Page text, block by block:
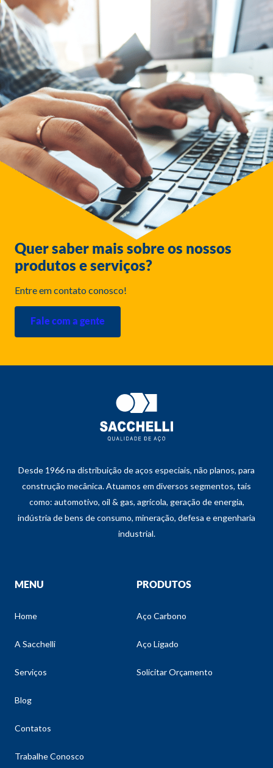
Quer saber mais sobre os nossos
produtos e serviços?
Entre em contato conosco!
Fale com a gente
Desde 1966 na distribuição de aços especiais, não planos, para
construção mecânica. Atuamos em diversos segmentos, tais
como: automotivo, oil & gas, agrícola, geração de energia,
indústria de bens de consumo, mineração, defesa e engenharia
industrial.
MENU
Home
A Sacchelli
Serviços
Blog
Contatos
Trabalhe Conosco
PRODUTOS
Aço Carbono
Aço Ligado
Solicitar Orçamento